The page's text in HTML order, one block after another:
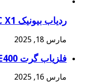
ردیاب بیونیک BIONIC X1
مارس 18, 2025
فلزیاب گرت Garret ACE400
مارس 16, 2025